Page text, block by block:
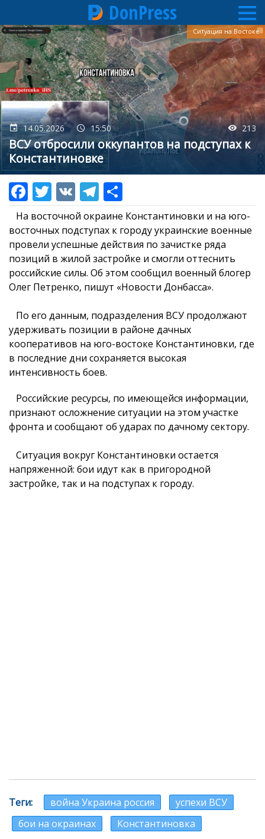
Перейти
к
основному
содержанию
DonPress
14.05.2026 15:50 213
ВСУ отбросили оккупантов на подступах к
Константиновке
Ситуация на Востоке
На восточной окраине Константиновки и на юго-
восточных подступах к городу украинские военные
провели успешные действия по зачистке ряда
позиций в жилой застройке и смогли оттеснить
российские силы. Об этом сообщил военный блогер
Олег Петренко, пишут «Новости Донбасса».
По его данным, подразделения ВСУ продолжают
удерживать позиции в районе дачных
кооперативов на юго-востоке Константиновки, где
в последние дни сохраняется высокая
интенсивность боев.
Российские ресурсы, по имеющейся информации,
признают осложнение ситуации на этом участке
фронта и сообщают об ударах по дачному сектору.
Ситуация вокруг Константиновки остается
напряженной: бои идут как в пригородной
застройке, так и на подступах к городу.
Теги война Украина россия
успехи ВСУ
бои на окраинах
Константиновка